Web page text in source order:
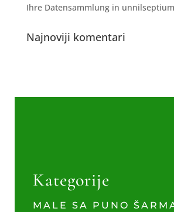
Ihre Datensammlung in
Najnoviji komentari
Kategorije
MALE SA PUNO